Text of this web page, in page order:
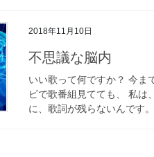
2018年11月10日
不思議な脳内
いい歌って何ですか？ 今
ビで歌番組見てても、 私は
に、歌詞が残らないんです